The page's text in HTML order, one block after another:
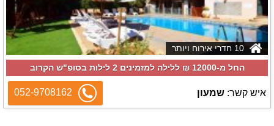
החל מ-‏12000 ₪ ללילה למזמינים 2 לילות בסופ"ש הקרוב
איש קשר: שמעון 052-9708162